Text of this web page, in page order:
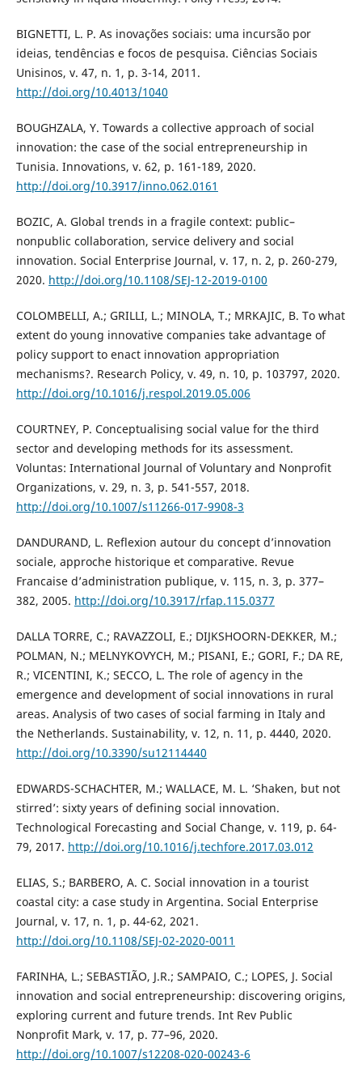
BIGNETTI, L. P. As inovações sociais: uma incursão por
ideias, tendências e focos de pesquisa. Ciências Sociais
Unisinos, v. 47, n. 1, p. 3-14, 2011.
http://doi.org/10.4013/1040
BOUGHZALA, Y. Towards a collective approach of social
innovation: the case of the social entrepreneurship in
Tunisia. Innovations, v. 62, p. 161-189, 2020.
http://doi.org/10.3917/inno.062.0161
BOZIC, A. Global trends in a fragile context: public–
nonpublic collaboration, service delivery and social
innovation. Social Enterprise Journal, v. 17, n. 2, p. 260-279,
2020. http://doi.org/10.1108/SEJ-12-2019-0100
COLOMBELLI, A.; GRILLI, L.; MINOLA, T.; MRKAJIC, B. To what
extent do young innovative companies take advantage of
policy support to enact innovation appropriation
mechanisms?. Research Policy, v. 49, n. 10, p. 103797, 2020.
http://doi.org/10.1016/j.respol.2019.05.006
COURTNEY, P. Conceptualising social value for the third
sector and developing methods for its assessment.
Voluntas: International Journal of Voluntary and Nonprofit
Organizations, v. 29, n. 3, p. 541-557, 2018.
http://doi.org/10.1007/s11266-017-9908-3
DANDURAND, L. Reflexion autour du concept d’innovation
sociale, approche historique et comparative. Revue
Francaise d’administration publique, v. 115, n. 3, p. 377–
382, 2005. http://doi.org/10.3917/rfap.115.0377
DALLA TORRE, C.; RAVAZZOLI, E.; DIJKSHOORN-DEKKER, M.;
POLMAN, N.; MELNYKOVYCH, M.; PISANI, E.; GORI, F.; DA RE,
R.; VICENTINI, K.; SECCO, L. The role of agency in the
emergence and development of social innovations in rural
areas. Analysis of two cases of social farming in Italy and
the Netherlands. Sustainability, v. 12, n. 11, p. 4440, 2020.
http://doi.org/10.3390/su12114440
EDWARDS-SCHACHTER, M.; WALLACE, M. L. ‘Shaken, but not
stirred’: sixty years of defining social innovation.
Technological Forecasting and Social Change, v. 119, p. 64-
79, 2017. http://doi.org/10.1016/j.techfore.2017.03.012
ELIAS, S.; BARBERO, A. C. Social innovation in a tourist
coastal city: a case study in Argentina. Social Enterprise
Journal, v. 17, n. 1, p. 44-62, 2021.
http://doi.org/10.1108/SEJ-02-2020-0011
FARINHA, L.; SEBASTIÃO, J.R.; SAMPAIO, C.; LOPES, J. Social
innovation and social entrepreneurship: discovering origins,
exploring current and future trends. Int Rev Public
Nonprofit Mark, v. 17, p. 77–96, 2020.
http://doi.org/10.1007/s12208-020-00243-6